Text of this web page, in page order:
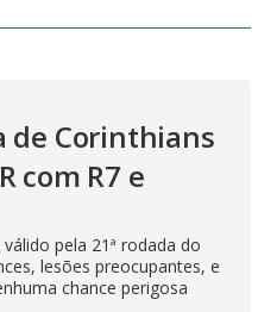
de Corinthians
com R7 e
pela 21ª rodada do
lesões preocupantes, e
chance perigosa